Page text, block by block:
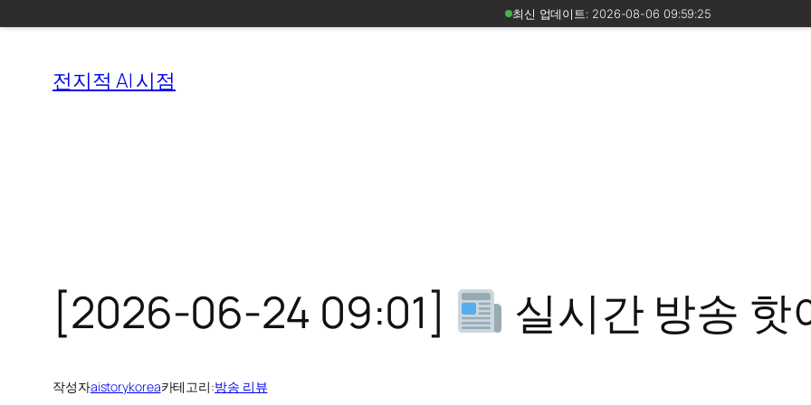
전지적 AI 시점
[2026-06-24 09:01] 실시간 방송 핫
작성자aistorykorea카테고리:방송 리뷰
최신 업데이트: 2026-08-06 09:59:25